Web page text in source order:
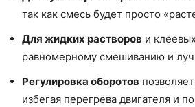
так как смесь будет просто
Для жидких растворов и
равномерному смешиванию и
Регулировка оборотов
избегая перегрева двигателя и